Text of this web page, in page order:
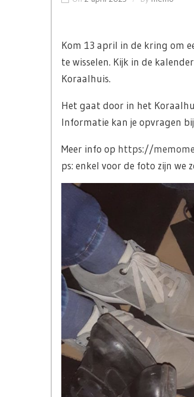
Kom 13 april in de kring om
te wisselen. Kijk in de
Koraalhuis.
Het gaat door in het
Informatie kan je opvragen
Meer info op https://
ps: enkel voor de foto zijn